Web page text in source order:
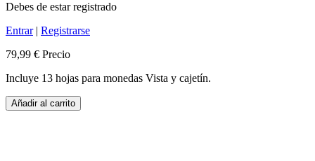
Debes de estar registrado
Entrar| Registrarse
79,99 € Precio
Incluye 13 hojas para monedas Vista y cajetín.
Añadir al carrito